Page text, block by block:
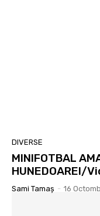
DIVERSE
MINIFOTBAL
HUNEDOAREI/
Sami Tamaş - 16